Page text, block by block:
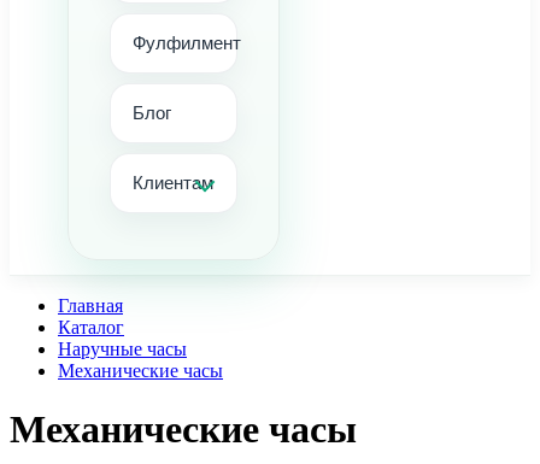
Фулфилмент
Блог
Клиентам
Главная
Каталог
Наручные часы
Механические часы
Механические часы